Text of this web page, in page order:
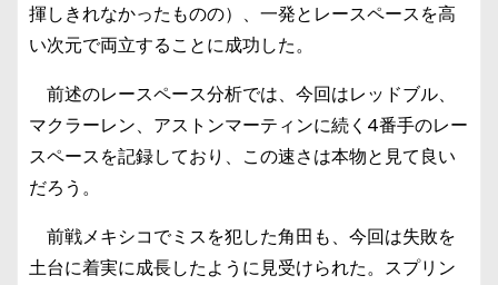
揮しきれなかったものの）、一発とレースペースを高
い次元で両立することに成功した。
前述のレースペース分析では、今回はレッドブル、
マクラーレン、アストンマーティンに続く4番手のレー
スペースを記録しており、この速さは本物と見て良い
だろう。
前戦メキシコでミスを犯した角田も、今回は失敗を
土台に着実に成長したように見受けられた。スプリン